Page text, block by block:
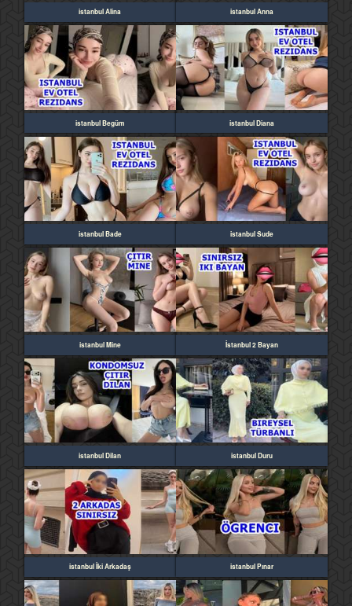
istanbul Alina istanbul Anna
istanbul Begüm istanbul Diana
istanbul Bade istanbul Sude
istanbul Mine İstanbul 2 Bayan
istanbul Dilan istanbul Duru
istanbul İki Arkadaş istanbul Pınar